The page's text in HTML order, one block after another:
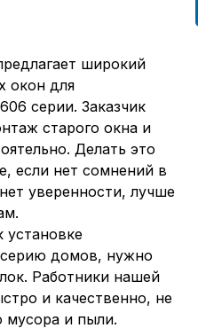
широкий
окон для
серии. Заказчик
старого окна и
Делать это
если нет сомнений в
уверенности, лучше
установке
серию домов, нужно
Работники нашей
и качественно, не
мусора и пыли.